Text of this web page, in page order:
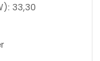
33,30